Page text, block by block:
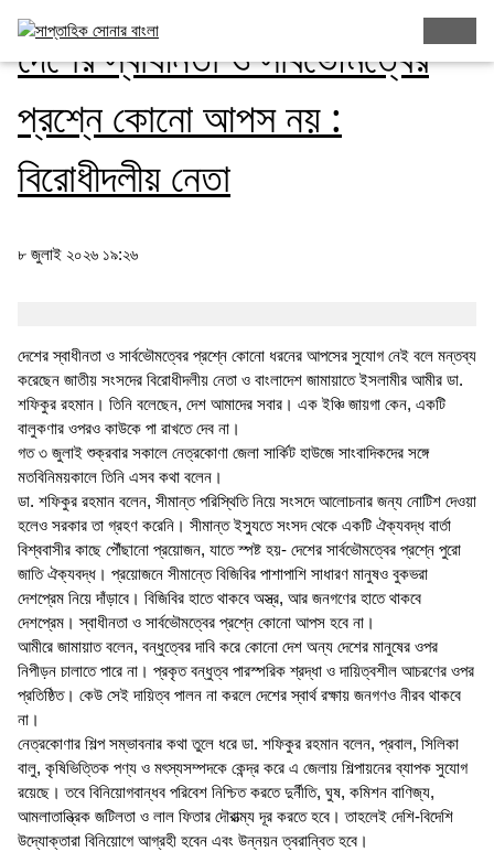
দেশের স্বাধীনতা ও সার্বভৌমত্বের
প্রশ্নে কোনো আপস নয় :
বিরোধীদলীয় নেতা
৮ জুলাই ২০২৬ ১৯:২৬
দেশের স্বাধীনতা ও সার্বভৌমত্বের প্রশ্নে কোনো ধরনের আপসের সুযোগ নেই বলে মন্তব্য
করেছেন জাতীয় সংসদের বিরোধীদলীয় নেতা ও বাংলাদেশ জামায়াতে ইসলামীর আমীর ডা.
শফিকুর রহমান। তিনি বলেছেন, দেশ আমাদের সবার। এক ইঞ্চি জায়গা কেন, একটি
বালুকণার ওপরও কাউকে পা রাখতে দেব না।
গত ৩ জুলাই শুক্রবার সকালে নেত্রকোণা জেলা সার্কিট হাউজে সাংবাদিকদের সঙ্গে
মতবিনিময়কালে তিনি এসব কথা বলেন।
ডা. শফিকুর রহমান বলেন, সীমান্ত পরিস্থিতি নিয়ে সংসদে আলোচনার জন্য নোটিশ দেওয়া
হলেও সরকার তা গ্রহণ করেনি। সীমান্ত ইস্যুতে সংসদ থেকে একটি ঐক্যবদ্ধ বার্তা
বিশ্ববাসীর কাছে পৌঁছানো প্রয়োজন, যাতে স্পষ্ট হয়- দেশের সার্বভৌমত্বের প্রশ্নে পুরো
জাতি ঐক্যবদ্ধ। প্রয়োজনে সীমান্তে বিজিবির পাশাপাশি সাধারণ মানুষও বুকভরা
দেশপ্রেম নিয়ে দাঁড়াবে। বিজিবির হাতে থাকবে অস্ত্র, আর জনগণের হাতে থাকবে
দেশপ্রেম। স্বাধীনতা ও সার্বভৌমত্বের প্রশ্নে কোনো আপস হবে না।
আমীরে জামায়াত বলেন, বন্ধুত্বের দাবি করে কোনো দেশ অন্য দেশের মানুষের ওপর
নিপীড়ন চালাতে পারে না। প্রকৃত বন্ধুত্ব পারস্পরিক শ্রদ্ধা ও দায়িত্বশীল আচরণের ওপর
প্রতিষ্ঠিত। কেউ সেই দায়িত্ব পালন না করলে দেশের স্বার্থ রক্ষায় জনগণও নীরব থাকবে
না।
নেত্রকোণার শিল্প সম্ভাবনার কথা তুলে ধরে ডা. শফিকুর রহমান বলেন, প্রবাল, সিলিকা
বালু, কৃষিভিত্তিক পণ্য ও মৎস্যসম্পদকে কেন্দ্র করে এ জেলায় শিল্পায়নের ব্যাপক সুযোগ
রয়েছে। তবে বিনিয়োগবান্ধব পরিবেশ নিশ্চিত করতে দুর্নীতি, ঘুষ, কমিশন বাণিজ্য,
আমলাতান্ত্রিক জটিলতা ও লাল ফিতার দৌরাত্ম্য দূর করতে হবে। তাহলেই দেশি-বিদেশি
উদ্যোক্তারা বিনিয়োগে আগ্রহী হবেন এবং উন্নয়ন ত্বরান্বিত হবে।